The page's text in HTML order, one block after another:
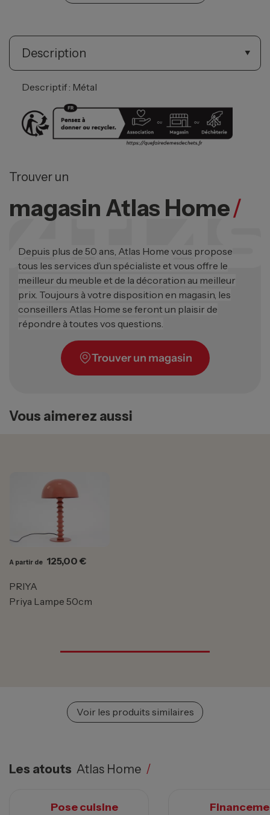
Description
Descriptif : Métal
Trouver un
magasin Atlas Home/
Depuis plus de 50 ans, Atlas Home vous propose
tous les services d’un spécialiste et vous offre le
meilleur du meuble et de la décoration au meilleur
prix. Toujours à votre disposition en magasin, les
conseillers Atlas Home se feront un plaisir de
répondre à toutes vos questions.
Trouver un magasin
Vous aimerez aussi
A partir de Prix
125,00 €
PRIYA
Priya Lampe 50cm
Voir les produits similaires
Les atouts Atlas Home /
Pose cuisine